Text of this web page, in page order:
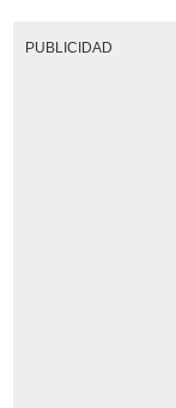
PUBLICIDAD